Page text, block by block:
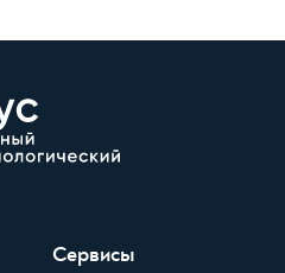
Сервисы